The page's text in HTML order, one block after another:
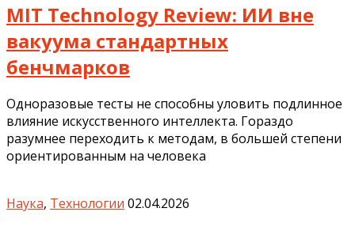
MIT Technology Review: ИИ вне
вакуума стандартных
бенчмарков
Одноразовые тесты не способны уловить подлинное
влияние искусственного интеллекта. Гораздо
разумнее переходить к методам, в большей степени
ориентированным на человека
Наука, Технологии 02.04.2026